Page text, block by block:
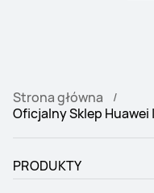
Strona główna
Oficjalny Sklep Huawei
PRODUKTY